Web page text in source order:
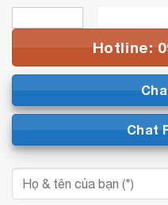
Hotline:
Chat